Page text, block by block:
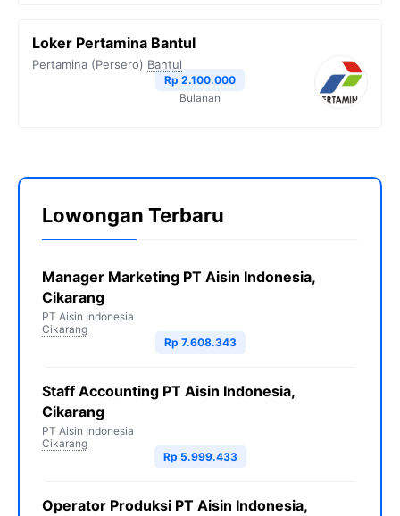
Loker Pertamina Bantul
Pertamina (Persero) Bantul
Rp 2.100.000
Bulanan
Lowongan Terbaru
Manager Marketing PT Aisin Indonesia,
Cikarang
PT Aisin Indonesia
Cikarang
Rp 7.608.343
Staff Accounting PT Aisin Indonesia,
Cikarang
PT Aisin Indonesia
Cikarang
Rp 5.999.433
Operator Produksi PT Aisin Indonesia,